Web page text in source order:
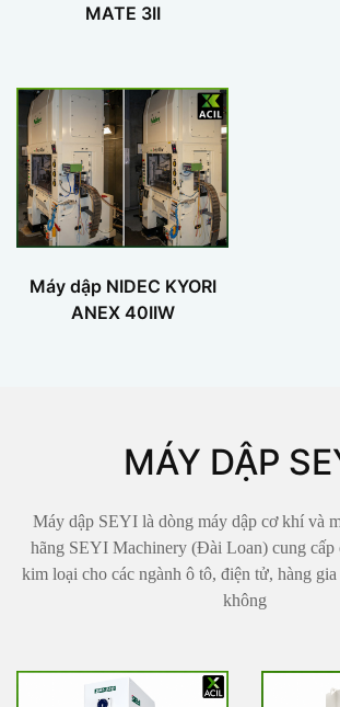
MATE 3II
Máy dập NIDEC KYORI
ANEX 40IIW
MÁY DẬP
Máy dập SEYI là dòng máy dập cơ khí và
hãng SEYI Machinery (Đài Loan) cung cấp
kim loại cho các ngành ô tô, điện tử, hàng
không